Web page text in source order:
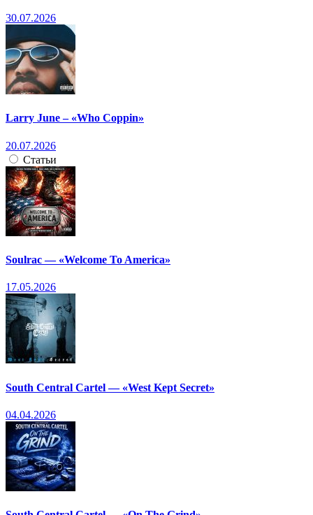
30.07.2026
Larry June – «Who Coppin»
20.07.2026
Статьи
Soulrac — «Welcome To America»
17.05.2026
South Central Cartel — «West Kept Secret»
04.04.2026